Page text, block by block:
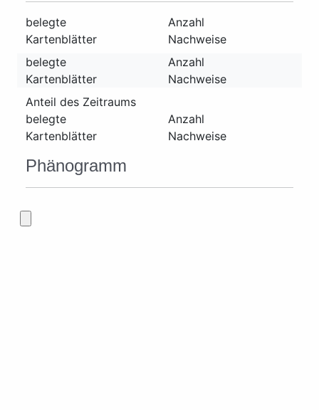
belegte
Kartenblätter
Anzahl
Nachweise
belegte
Kartenblätter
Anzahl
Nachweise
Anteil des Zeitraums
belegte
Kartenblätter
Anzahl
Nachweise
Phänogramm